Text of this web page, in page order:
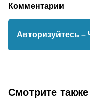
Комментарии
Авторизуйтесь –
Смотрите также